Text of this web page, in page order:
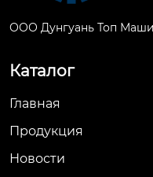
ООО Дунгуань Топ
Каталог
Главная
Продукция
Новости